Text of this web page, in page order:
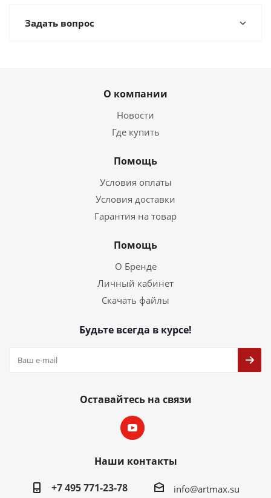
Задать вопрос
О компании
Новости
Где купить
Помощь
Условия оплаты
Условия доставки
Гарантия на товар
Помощь
О Бренде
Личный кабинет
Скачать файлы
Будьте всегда в курсе!
Оставайтесь на связи
Наши контакты
+7 495 771-23-78
info@artmax.su